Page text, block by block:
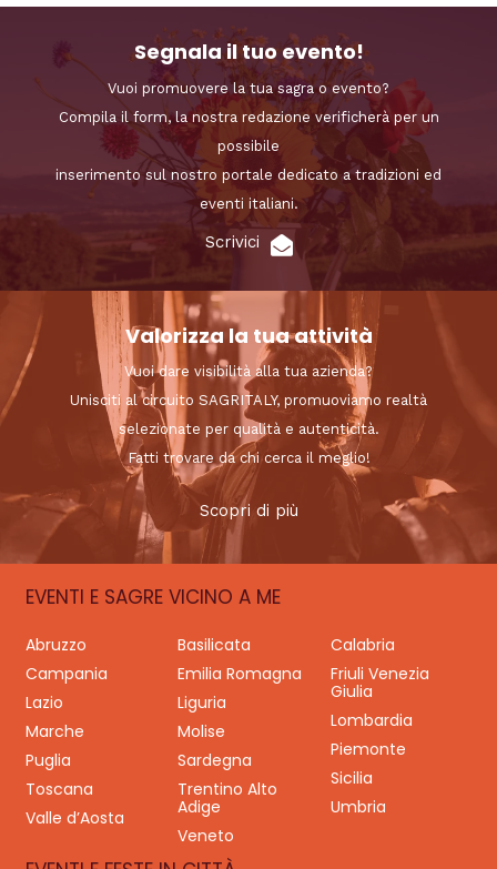
Segnala il tuo evento!
Vuoi promuovere la tua sagra o evento?
Compila il form, la nostra redazione verificherà per un
possibile
inserimento sul nostro portale dedicato a tradizioni ed
eventi italiani.
Scrivici
Valorizza la tua attività
Vuoi dare visibilità alla tua azienda?
Unisciti al circuito SAGRITALY, promuoviamo realtà
selezionate per qualità e autenticità.
Fatti trovare da chi cerca il meglio!
Scopri di più
EVENTI E SAGRE VICINO A ME
Abruzzo Basilicata
Calabria
Campania
Emilia Romagna
Friuli Venezia
Giulia
Lazio
Liguria
Lombardia
Marche
Molise
Piemonte
Puglia
Sardegna
Sicilia
Toscana
Trentino Alto
Adige
Umbria
Valle d’Aosta
Veneto